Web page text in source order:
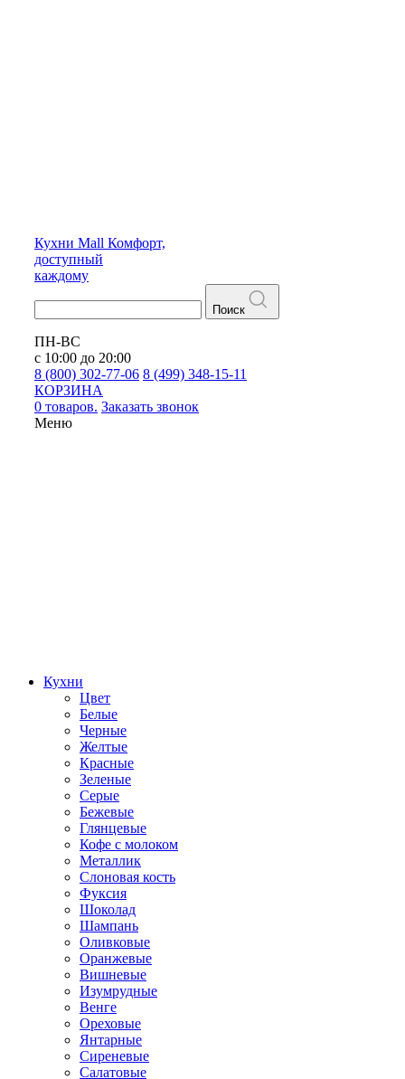
Кухни Mall Комфорт,
доступный
каждому
Поиск
ПН-ВС
с 10:00 до 20:00
8 (800) 302-77-06 8 (499) 348-15-11
КОРЗИНА
0 товаров. Заказать звонок
Меню
Кухни
Цвет
Белые
Черные
Желтые
Красные
Зеленые
Серые
Бежевые
Глянцевые
Кофе с молоком
Металлик
Слоновая кость
Фуксия
Шоколад
Шампань
Оливковые
Оранжевые
Вишневые
Изумрудные
Венге
Ореховые
Янтарные
Сиреневые
Салатовые